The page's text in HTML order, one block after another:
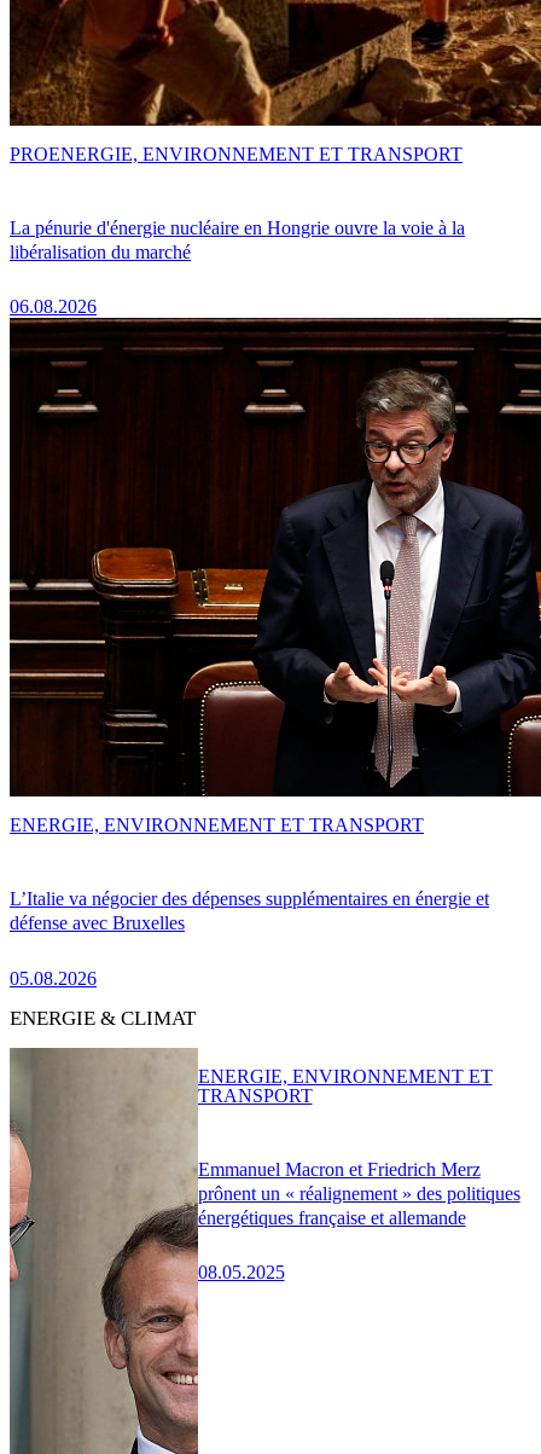
La pénurie d'énergie nucléaire en Hongrie ouvre la voie à la
libéralisation du marché
06.08.2026
PROENERGIE, ENVIRONNEMENT ET TRANSPORT
L’Italie va négocier des dépenses supplémentaires en énergie et
défense avec Bruxelles
05.08.2026
ENERGIE, ENVIRONNEMENT ET TRANSPORT
ENERGIE & CLIMAT
Emmanuel Macron et Friedrich Merz
prônent un « réalignement » des politiques
énergétiques française et allemande
08.05.2025
ENERGIE, ENVIRONNEMENT ET
TRANSPORT